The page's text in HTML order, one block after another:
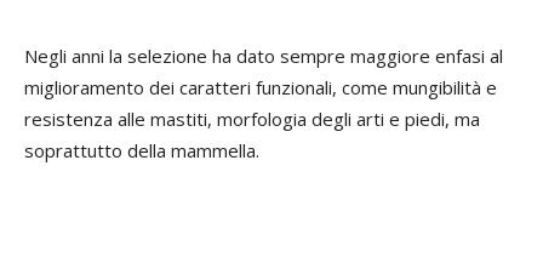
Negli anni la selezione ha dato sempre maggiore enfasi al
miglioramento dei caratteri funzionali, come mungibilità e
resistenza alle mastiti, morfologia degli arti e piedi, ma
soprattutto della mammella.